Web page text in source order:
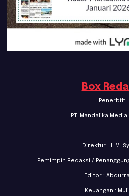
Box
Penerbit:
PT. Mandalika
Direktur: H. M.
Pemimpin Redaksi /
Editor :
Keuangan :